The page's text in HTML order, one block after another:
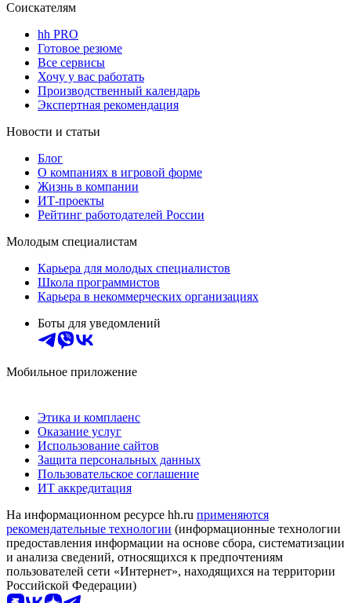
Соискателям
hh PRO
Готовое резюме
Все сервисы
Хочу у вас работать
Производственный календарь
Экспертная рекомендация
Новости и статьи
Блог
О компаниях в игровой форме
Жизнь в компании
ИТ-проекты
Рейтинг работодателей России
Молодым специалистам
Карьера для молодых специалистов
Школа программистов
Карьера в некоммерческих организациях
Боты для уведомлений
Мобильное приложение
Этика и комплаенс
Оказание услуг
Использование сайтов
Защита персональных данных
Пользовательское соглашение
ИТ аккредитация
На информационном ресурсе hh.ru применяются
рекомендательные технологии (информационные технологии
предоставления информации на основе сбора, систематизации
и анализа сведений, относящихся к предпочтениям
пользователей сети «Интернет», находящихся на территории
Российской Федерации)